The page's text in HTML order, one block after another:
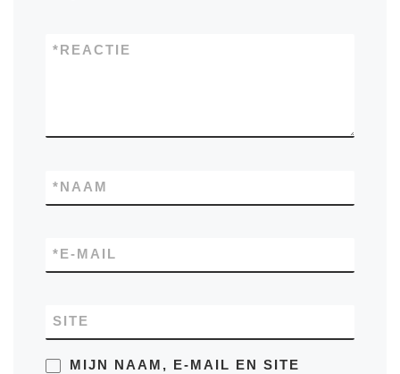
REACTIE
*
NAAM
*
E-MAIL
*
SITE
MIJN NAAM, E-MAIL EN SITE